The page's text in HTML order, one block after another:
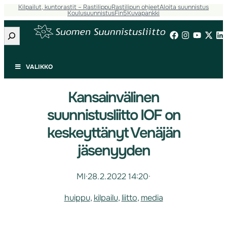
Kilpailut, kuntorastit – RastilippuRastilipun ohjeetAloita suunnistus
KoulusuunnistusFin5Kuvapankki
Etsi
VALIKKO
Kansainvälinen
suunnistusliitto IOF on
keskeyttänyt Venäjän
jäsenyyden
MI·28.2.2022 14:20·
huippu, kilpailu, liitto, media